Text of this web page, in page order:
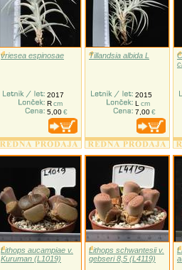
vriesea espinosae
2017
Rcm
5,00€
Tillandsia albida L
2015
Lcm
7,00€
Lithops aucampiae v.
Kuruman (L1019)
Lithops schwantesii v.
gebseri 8,5 (L4119)